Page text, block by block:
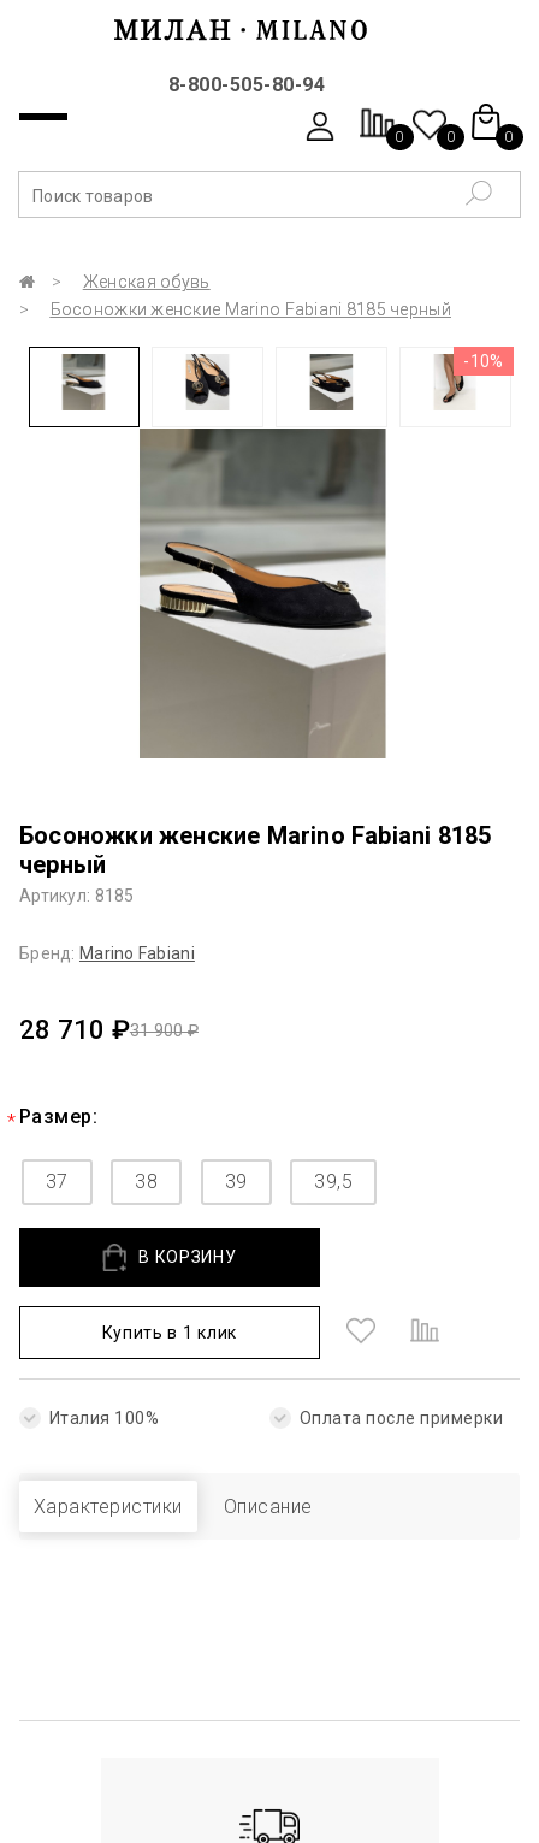
8-800-505-80-94
0 0 0
Женская обувь
Босоножки женские Marino Fabiani 8185 черный
-10%
Босоножки женские Marino Fabiani 8185
черный
Артикул: 8185
Бренд: Marino Fabiani
31 900 ₽
28 710 ₽
Размер:
37 38 39 39,5
В КОРЗИНУ
Купить в 1 клик
Италия 100% Оплата после примерки
Характеристики Описание